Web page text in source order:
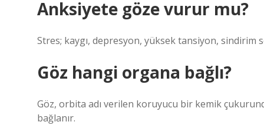
Anksiyete göze vurur mu?
Stres; kaygı, depresyon, yüksek tansiyon,
Göz hangi organa bağlı?
Göz, orbita adı verilen koruyucu bir kemik
bağlanır.